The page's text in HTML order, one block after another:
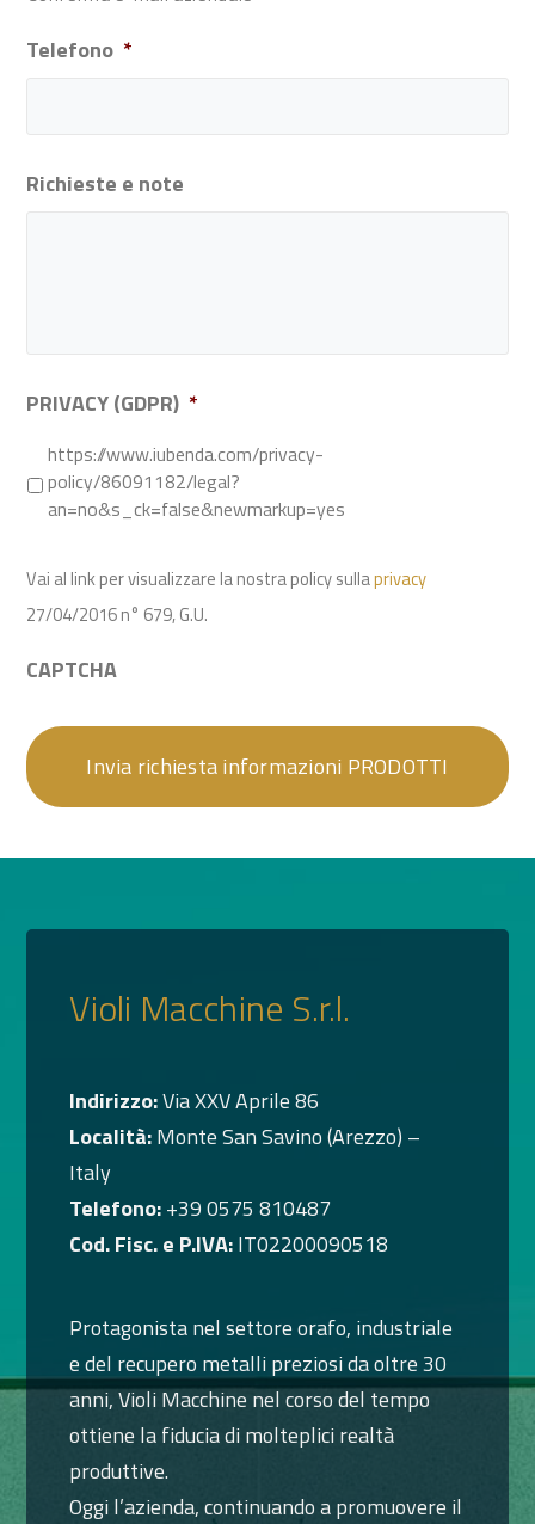
Telefono *
Richieste e note
PRIVACY (GDPR) *
https://www.iubenda.com/privacy-
policy/86091182/legal?
an=no&s_ck=false&newmarkup=yes
Vai al link per visualizzare la nostra policy sullaprivacy
27/04/2016 n° 679, G.U.
CAPTCHA
Violi Macchine S.r.l.
Indirizzo:Via XXV Aprile 86
Località:Monte San Savino (Arezzo) –
Italy
Telefono:+39 0575 810487
Cod. Fisc. e P.IVA:IT02200090518
Protagonista nel settore orafo, industriale
e del recupero metalli preziosi da oltre 30
anni, Violi Macchine nel corso del tempo
ottiene la fiducia di molteplici realtà
produttive.
Oggi l’azienda, continuando a promuovere il